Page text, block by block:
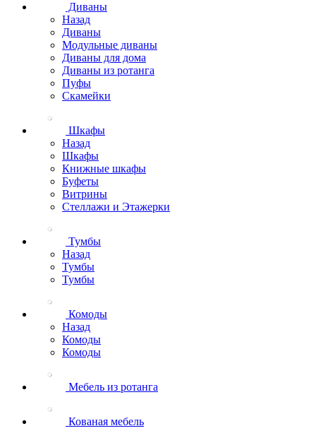
Диваны
Назад
Диваны
Модульные диваны
Диваны для дома
Диваны из ротанга
Пуфы
Скамейки
Шкафы
Назад
Шкафы
Книжные шкафы
Буфеты
Витрины
Стеллажи и Этажерки
Тумбы
Назад
Тумбы
Тумбы
Комоды
Назад
Комоды
Комоды
Мебель из ротанга
Кованая мебель